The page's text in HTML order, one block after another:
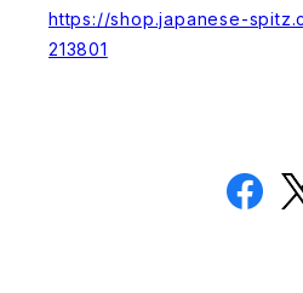
https://shop.japanese-
213801